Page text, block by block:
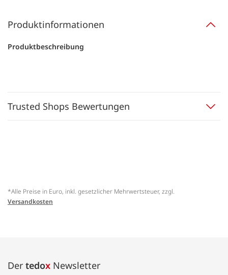
Produktinformationen
Produktbeschreibung
Trusted Shops Bewertungen
*Alle Preise in Euro, inkl. gesetzlicher Mehrwertsteuer, zzgl.
Versandkosten
Der tedox Newsletter